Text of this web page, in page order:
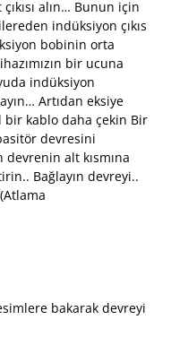
alın… Bunun için
indüksiyon çıkıs
bobinin orta
bir ucuna
indüksiyon
Artıdan eksiye
bir kablo daha çekin Bir
devresini
alt kısmına
Bağlayın devreyi..
bakarak devreyi